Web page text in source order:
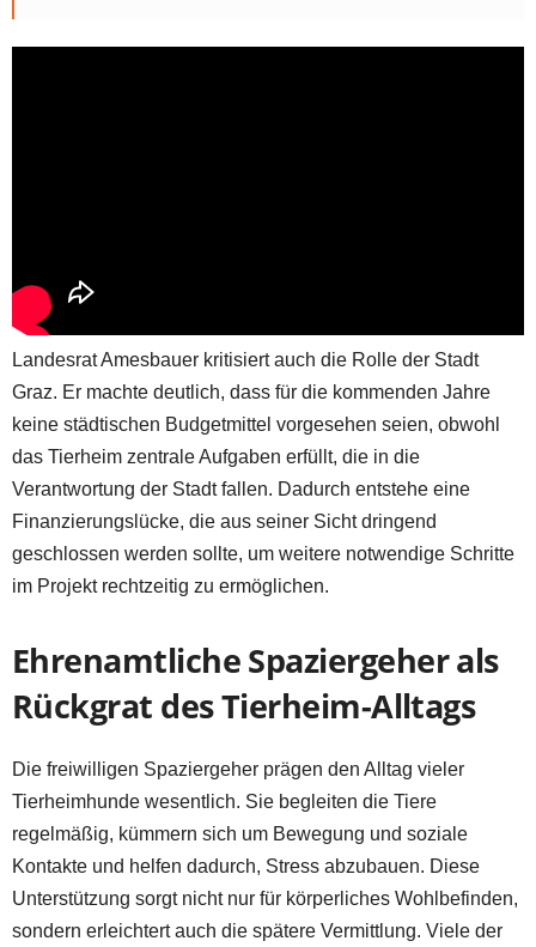
Landesrat Amesbauer kritisiert auch die Rolle der Stadt
Graz. Er machte deutlich, dass für die kommenden Jahre
keine städtischen Budgetmittel vorgesehen seien, obwohl
das Tierheim zentrale Aufgaben erfüllt, die in die
Verantwortung der Stadt fallen. Dadurch entstehe eine
Finanzierungslücke, die aus seiner Sicht dringend
geschlossen werden sollte, um weitere notwendige Schritte
im Projekt rechtzeitig zu ermöglichen.
Ehrenamtliche Spaziergeher als
Rückgrat des Tierheim-Alltags
Die freiwilligen Spaziergeher prägen den Alltag vieler
Tierheimhunde wesentlich. Sie begleiten die Tiere
regelmäßig, kümmern sich um Bewegung und soziale
Kontakte und helfen dadurch, Stress abzubauen. Diese
Unterstützung sorgt nicht nur für körperliches Wohlbefinden,
sondern erleichtert auch die spätere Vermittlung. Viele der